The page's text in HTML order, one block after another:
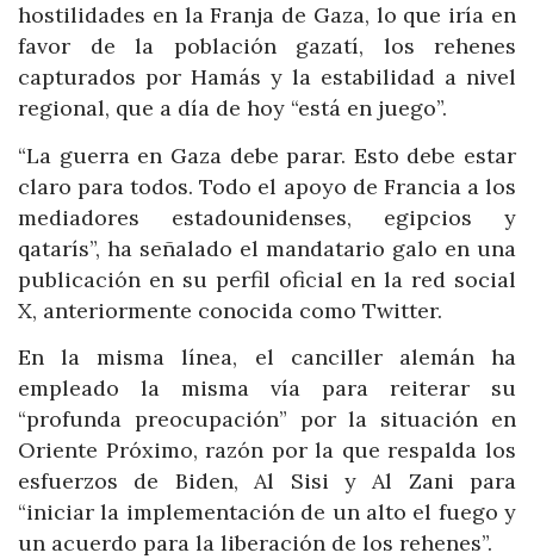
hostilidades en la Franja de Gaza, lo que iría en
favor de la población gazatí, los rehenes
capturados por Hamás y la estabilidad a nivel
regional, que a día de hoy “está en juego”.
“La guerra en Gaza debe parar. Esto debe estar
claro para todos. Todo el apoyo de Francia a los
mediadores estadounidenses, egipcios y
qatarís”, ha señalado el mandatario galo en una
publicación en su perfil oficial en la red social
X, anteriormente conocida como Twitter.
En la misma línea, el canciller alemán ha
empleado la misma vía para reiterar su
“profunda preocupación” por la situación en
Oriente Próximo, razón por la que respalda los
esfuerzos de Biden, Al Sisi y Al Zani para
“iniciar la implementación de un alto el fuego y
un acuerdo para la liberación de los rehenes”.